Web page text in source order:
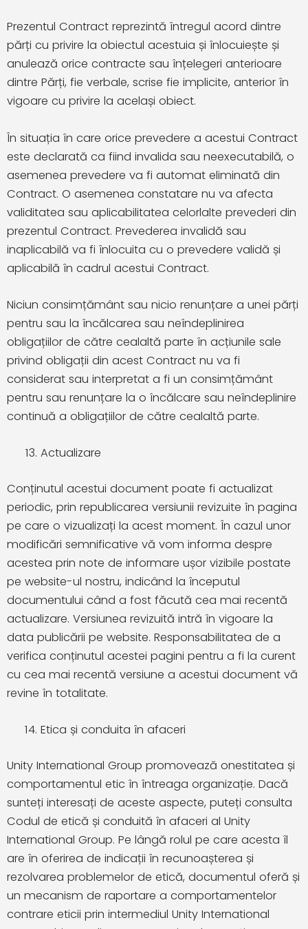
Prezentul Contract reprezintă întregul acord dintre
părți cu privire la obiectul acestuia și înlocuiește și
anulează orice contracte sau înțelegeri anterioare
dintre Părți, fie verbale, scrise fie implicite, anterior în
vigoare cu privire la același obiect.
În situația în care orice prevedere a acestui Contract
este declarată ca fiind invalida sau neexecutabilă, o
asemenea prevedere va fi automat eliminată din
Contract. O asemenea constatare nu va afecta
validitatea sau aplicabilitatea celorlalte prevederi din
prezentul Contract. Prevederea invalidă sau
inaplicabilă va fi înlocuita cu o prevedere validă și
aplicabilă în cadrul acestui Contract.
Niciun consimțământ sau nicio renunțare a unei părți
pentru sau la încălcarea sau neîndeplinirea
obligațiilor de către cealaltă parte în acțiunile sale
privind obligații din acest Contract nu va fi
considerat sau interpretat a fi un consimțământ
pentru sau renunțare la o încălcare sau neîndeplinire
continuă a obligațiilor de către cealaltă parte.
Actualizare
Conținutul acestui document poate fi actualizat
periodic, prin republicarea versiunii revizuite în pagina
pe care o vizualizați la acest moment. În cazul unor
modificări semnificative vă vom informa despre
acestea prin note de informare ușor vizibile postate
pe website-ul nostru, indicând la începutul
documentului când a fost făcută cea mai recentă
actualizare. Versiunea revizuită intră în vigoare la
data publicării pe website. Responsabilitatea de a
verifica conținutul acestei pagini pentru a fi la curent
cu cea mai recentă versiune a acestui document vă
revine în totalitate.
Etica și conduita în afaceri
Unity International Group promovează onestitatea și
comportamentul etic în întreaga organizație. Dacă
sunteți interesați de aceste aspecte, puteți consulta
Codul de etică și conduită în afaceri al Unity
International Group. Pe lângă rolul pe care acesta îl
are în oferirea de indicații în recunoașterea și
rezolvarea problemelor de etică, documentul oferă și
un mecanism de raportare a comportamentelor
contrare eticii prin intermediul Unity International